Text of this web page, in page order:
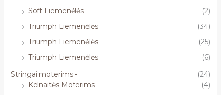
Soft Liemenėlės
(2)
Triumph Liemenėlės
(34)
Triumph Liemenėlės
(25)
Triumph Liemenėlės
(6)
Stringai moterims -
(24)
Kelnaitės Moterims
(4)